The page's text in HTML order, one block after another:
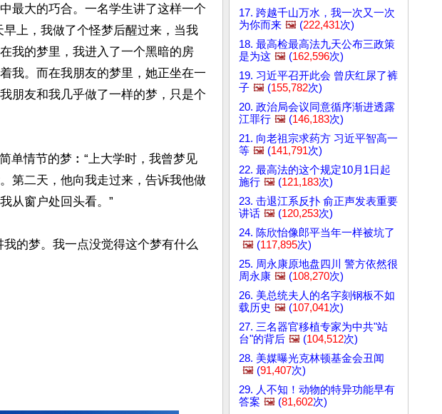
最大的巧合。一名学生讲了这样一个
上，我做了个怪梦后醒过来，当我
我的梦里，我进入了一个黑暗的房
我。而在我朋友的梦里，她正坐在一
朋友和我几乎做了一样的梦，只是个
单情节的梦︰“上大学时，我曾梦见
第二天，他向我走过来，告诉我他做
从窗户处回头看。”
的梦。我一点没觉得这个梦有什么
17. 跨越千山万水，我一次又一次
为你而来 🖼️ (222,431次)
18. 最高检最高法九天公布三政策
是为这 🖼️ (162,596次)
19. 习近平召开此会 曾庆红尿了裤
子 🖼️ (155,782次)
20. 政治局会议同意循序渐进透露
江罪行 🖼️ (146,183次)
21. 向老祖宗求药方 习近平智高一
等 🖼️ (141,791次)
22. 最高法的这个规定10月1日起
施行 🖼️ (121,183次)
23. 击退江系反扑 俞正声发表重要
讲话 🖼️ (120,253次)
24. 陈欣怡像郎平当年一样被坑了
🖼️ (117,895次)
25. 周永康原地盘四川 警方依然很
周永康 🖼️ (108,270次)
26. 美总统夫人的名字刻钢板不如
载历史 🖼️ (107,041次)
27. 三名器官移植专家为中共"站
台"的背后 🖼️ (104,512次)
28. 美媒曝光克林顿基金会丑闻
🖼️ (91,407次)
29. 人不知！动物的特异功能早有
答案 🖼️ (81,602次)